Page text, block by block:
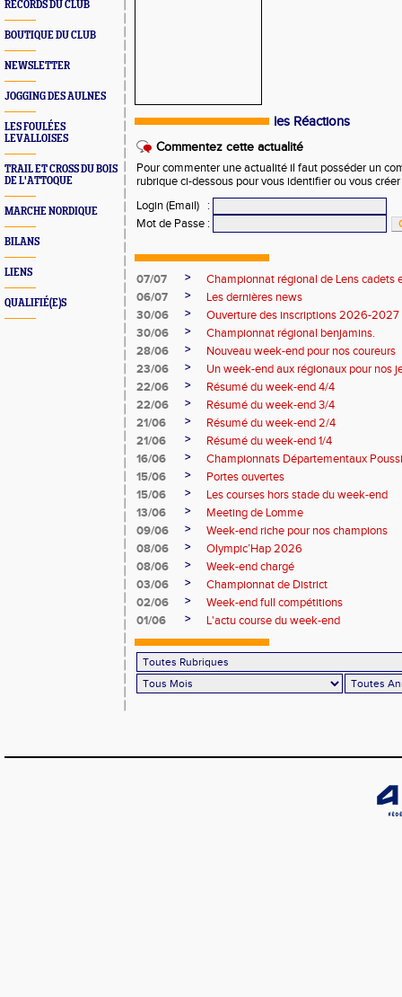
RECORDS DU CLUB
BOUTIQUE DU CLUB
NEWSLETTER
JOGGING DES AULNES
LES FOULÉES
LEVALLOISES
TRAIL ET CROSS DU BOIS
DE L'ATTOQUE
MARCHE NORDIQUE
BILANS
LIENS
QUALIFIÉ(E)S
les Réactions
Commentez cette actualité
Pour commenter une actualité il faut posséder un
rubrique ci-dessous pour vous identifier ou vous
Login (Email)
:
Mot de Passe :
07/07 >
Championnat régional de Lens cadets
06/07
>
Les dernières news
30/06
>
Ouverture des inscriptions 2026-2027
30/06
>
Championnat régional benjamins.
28/06
>
Nouveau week-end pour nos coureurs
23/06
>
Un week-end aux régionaux pour nos
22/06
>
Résumé du week-end 4/4
22/06
>
Résumé du week-end 3/4
21/06
>
Résumé du week-end 2/4
21/06
>
Résumé du week-end 1/4
16/06
>
Championnats Départementaux
15/06
>
Portes ouvertes
15/06
>
Les courses hors stade du week-end
13/06
>
Meeting de Lomme
09/06
>
Week-end riche pour nos champions
08/06
>
Olympic’Hap 2026
08/06
>
Week-end chargé
03/06
>
Championnat de District
02/06
>
Week-end full compétitions
01/06
> L'actu course du week-end